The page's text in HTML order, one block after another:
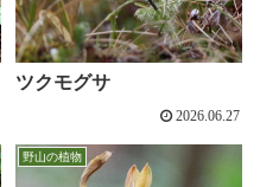
ツクモグサ
2026.06.27
野山の植物